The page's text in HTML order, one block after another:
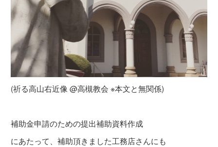
(祈る高山右近像 @高槻教会 ※本文と無関係)
補助金申請のための提出補助資料作成
にあたって、補助頂きました工務店さんにも